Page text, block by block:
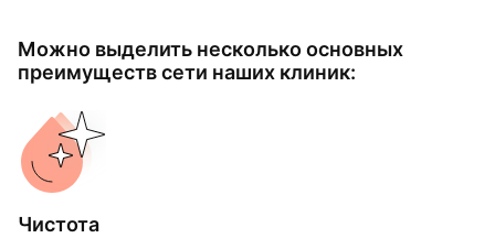
Можно выделить несколько основных
преимуществ сети наших клиник:
Чистота